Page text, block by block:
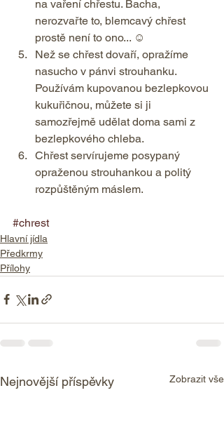
na vaření chřestu. Bacha,
nerozvařte to, blemcavý chřest
prostě není to ono... ☺
Než se chřest dovaří, opražíme
nasucho v pánvi strouhanku.
Používám kupovanou bezlepkovou
kukuřičnou, můžete si ji
samozřejmě udělat doma sami z
bezlepkového chleba.
Chřest servírujeme posypaný
opraženou strouhankou a politý
rozpůštěným máslem.
#chrest
Hlavní jídla
Předkrmy
Přílohy
Nejnovější příspěvky Zobrazit vše